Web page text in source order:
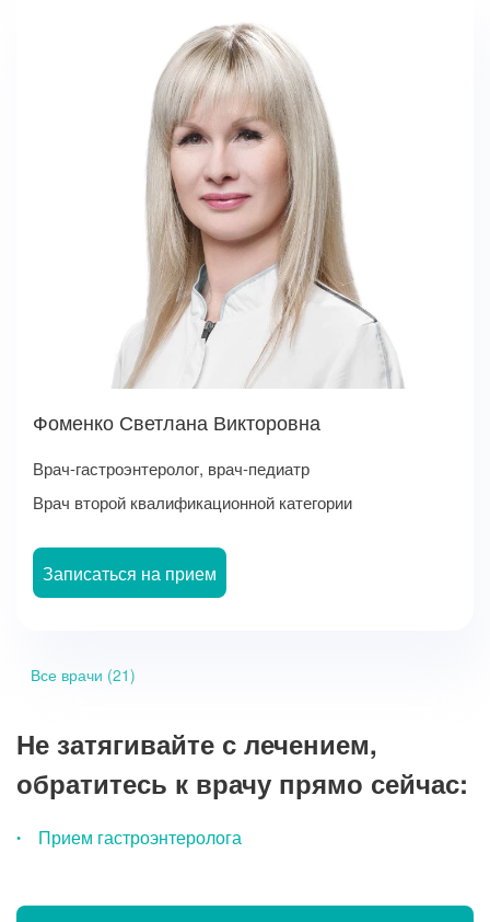
Фоменко Светлана Викторовна
Врач-гастроэнтеролог, врач-педиатр
Врач второй квалификационной категории
Записаться на прием
Все врачи (21)
Не затягивайте с лечением,
обратитесь к врачу прямо сейчас:
Прием гастроэнтеролога